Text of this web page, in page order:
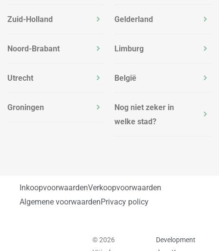
Zuid-Holland
Noord-Brabant
Utrecht
Groningen
Gelderland
Limburg
België
Nog niet zeker in
welke stad?
InkoopvoorwaardenVerkoopvoorwaarden
Algemene voorwaardenPrivacy policy
© 2026
Development